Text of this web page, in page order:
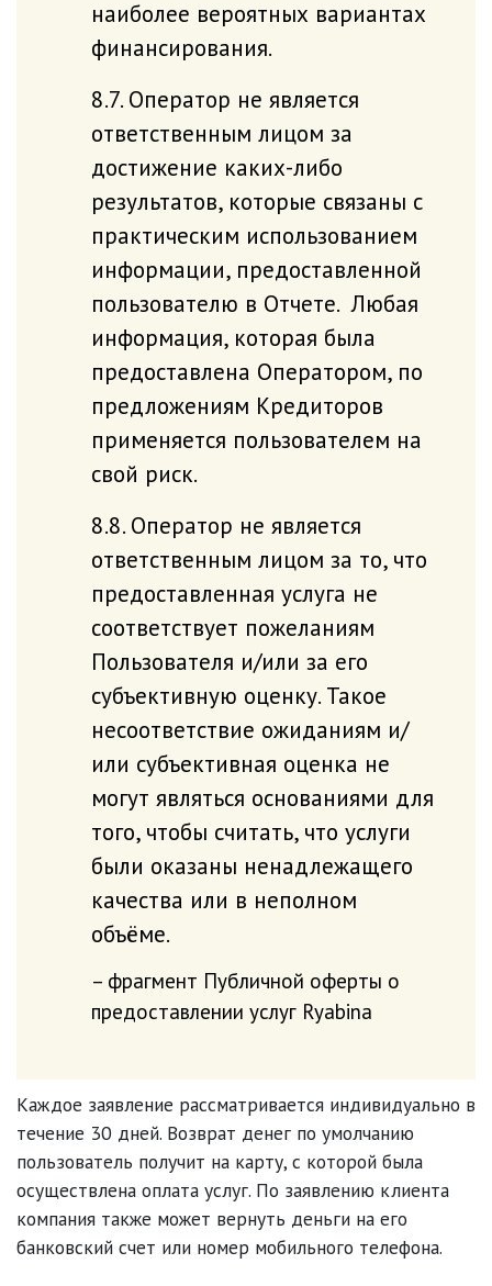
наиболее вероятных вариантах
финансирования.
8.7. Оператор не является
ответственным лицом за
достижение каких-либо
результатов, которые связаны с
практическим использованием
информации, предоставленной
пользователю в Отчете. Любая
информация, которая была
предоставлена Оператором, по
предложениям Кредиторов
применяется пользователем на
свой риск.
8.8. Оператор не является
ответственным лицом за то, что
предоставленная услуга не
соответствует пожеланиям
Пользователя и/или за его
субъективную оценку. Такое
несоответствие ожиданиям и/
или субъективная оценка не
могут являться основаниями для
того, чтобы считать, что услуги
были оказаны ненадлежащего
качества или в неполном
объёме.
фрагмент Публичной оферты о
предоставлении услуг Ryabina
Каждое заявление рассматривается индивидуально в
течение 30 дней. Возврат денег по умолчанию
пользователь получит на карту, с которой была
осуществлена оплата услуг. По заявлению клиента
компания также может вернуть деньги на его
банковский счет или номер мобильного телефона.